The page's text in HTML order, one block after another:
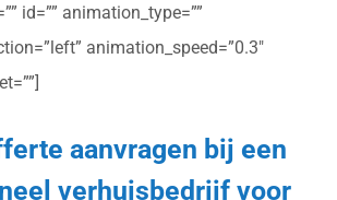
id=”” animation_type=””
animation_speed=”0.3″
aanvragen bij een
verhuisbedrijf voor